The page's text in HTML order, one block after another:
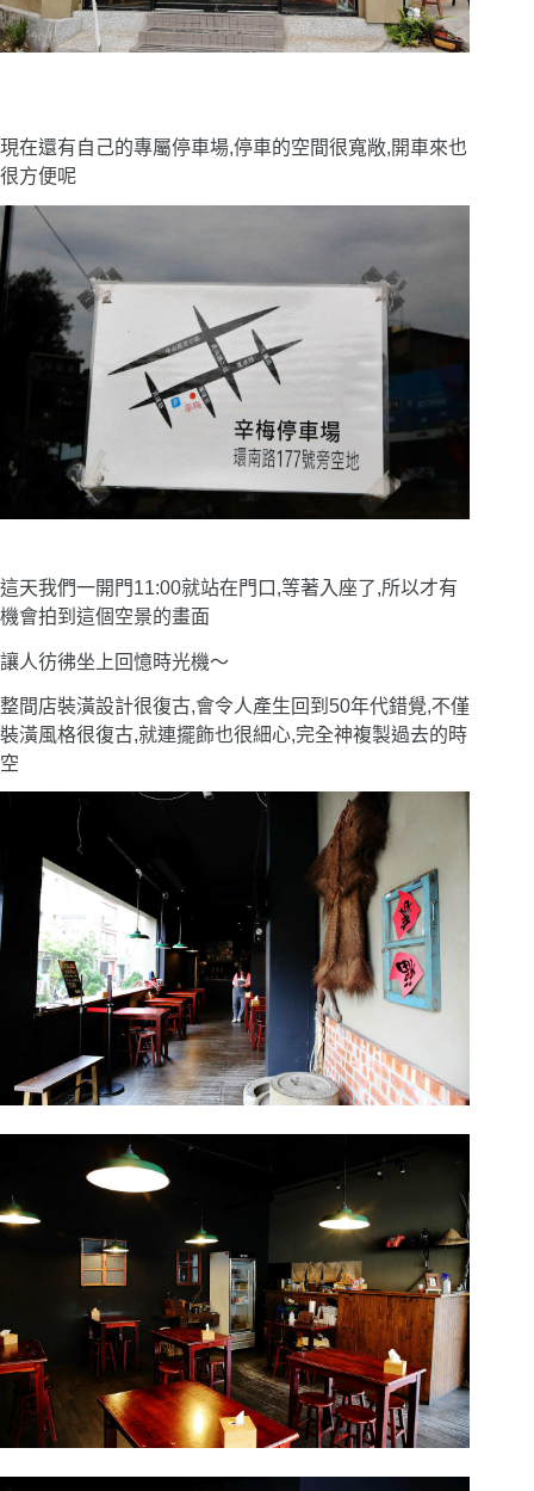
現在還有自己的專屬停車場,停車的空間很寬敞,開車來也
很方便呢
這天我們一開門11:00就站在門口,等著入座了,所以才有
機會拍到這個空景的畫面
讓人彷彿坐上回憶時光機〜
整間店裝潢設計很復古,會令人產生回到50年代錯覺,不僅
裝潢風格很復古,就連擺飾也很細心,完全神複製過去的時
空